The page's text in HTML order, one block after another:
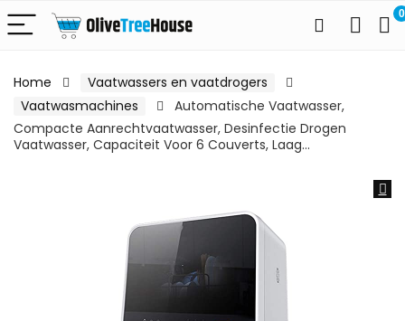
0
Home
Vaatwassers en vaatdrogers
Vaatwasmachines
Automatische Vaatwasser,
Compacte Aanrechtvaatwasser, Desinfectie Drogen
Vaatwasser, Capaciteit Voor 6 Couverts, Laag…